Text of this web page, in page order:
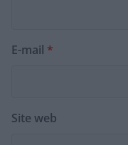
E-mail *
Site web